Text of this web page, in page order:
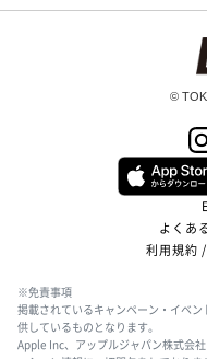
©
よくあ
利用規約
※免責事項
掲載されているキャンペーン・イベ
供しているものとなります。
Apple Inc、アップルジャパン株式会